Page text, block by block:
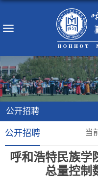
公开招聘
当
公开招聘
呼和浩特民族学
总量控制